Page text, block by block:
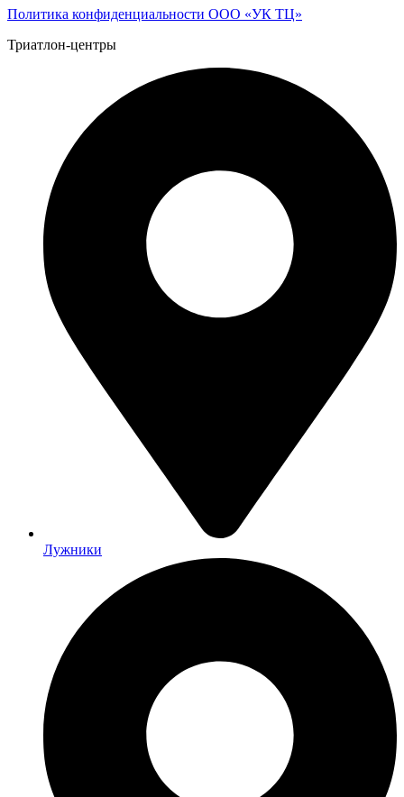
Политика конфиденциальности ООО «УК ТЦ»
Триатлон-центры
Лужники